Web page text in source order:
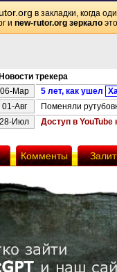
в закладки, когда
и new-rutor.org зеркало
Новости трекера
06-Мар
5 лет, как ушел
01-Авг
Поменяли
28-Июл
Доступ в
Комменты